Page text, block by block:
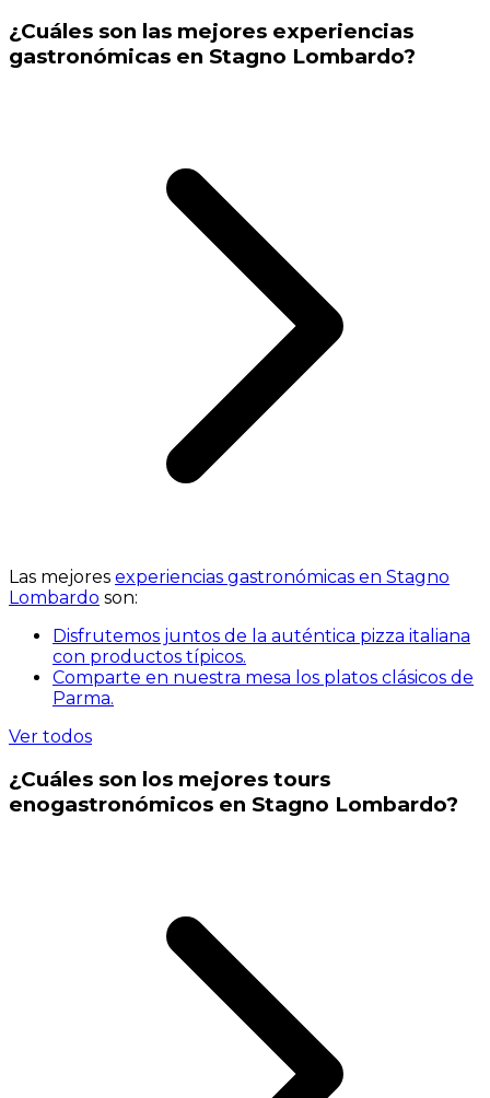
¿Cuáles son las mejores experiencias
gastronómicas en Stagno Lombardo?
Las mejores experiencias gastronómicas en Stagno
Lombardo son:
Disfrutemos juntos de la auténtica pizza italiana
con productos típicos.
Comparte en nuestra mesa los platos clásicos de
Parma.
Ver todos
¿Cuáles son los mejores tours
enogastronómicos en Stagno Lombardo?